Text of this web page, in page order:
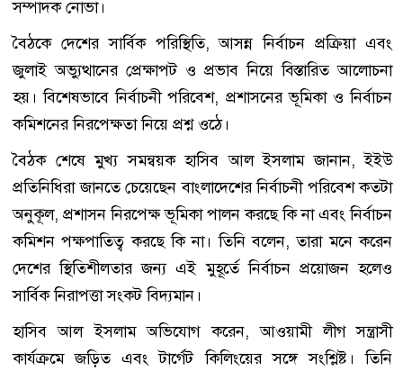
সম্পাদক নোভা।
বৈঠকে দেশের সার্বিক পরিস্থিতি, আসন্ন নির্বাচন প্রক্রিয়া এবং
জুলাই অভ্যুত্থানের প্রেক্ষাপট ও প্রভাব নিয়ে বিস্তারিত আলোচনা
হয়। বিশেষভাবে নির্বাচনী পরিবেশ, প্রশাসনের ভূমিকা ও নির্বাচন
কমিশনের নিরপেক্ষতা নিয়ে প্রশ্ন ওঠে।
বৈঠক শেষে মুখ্য সমন্বয়ক হাসিব আল ইসলাম জানান, ইইউ
প্রতিনিধিরা জানতে চেয়েছেন বাংলাদেশের নির্বাচনী পরিবেশ কতটা
অনুকূল, প্রশাসন নিরপেক্ষ ভূমিকা পালন করছে কি না এবং নির্বাচন
কমিশন পক্ষপাতিত্ব করছে কি না। তিনি বলেন, তারা মনে করেন
দেশের স্থিতিশীলতার জন্য এই মুহূর্তে নির্বাচন প্রয়োজন হলেও
সার্বিক নিরাপত্তা সংকট বিদ্যমান।
হাসিব আল ইসলাম অভিযোগ করেন, আওয়ামী লীগ সন্ত্রাসী
কার্যক্রমে জড়িত এবং টার্গেট কিলিংয়ের সঙ্গে সংশ্লিষ্ট। তিনি